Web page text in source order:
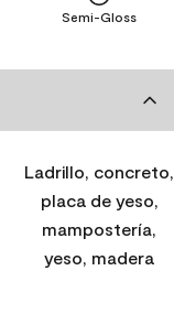
Semi-Gloss
Ladrillo, concreto,
placa de yeso,
mampostería,
yeso, madera